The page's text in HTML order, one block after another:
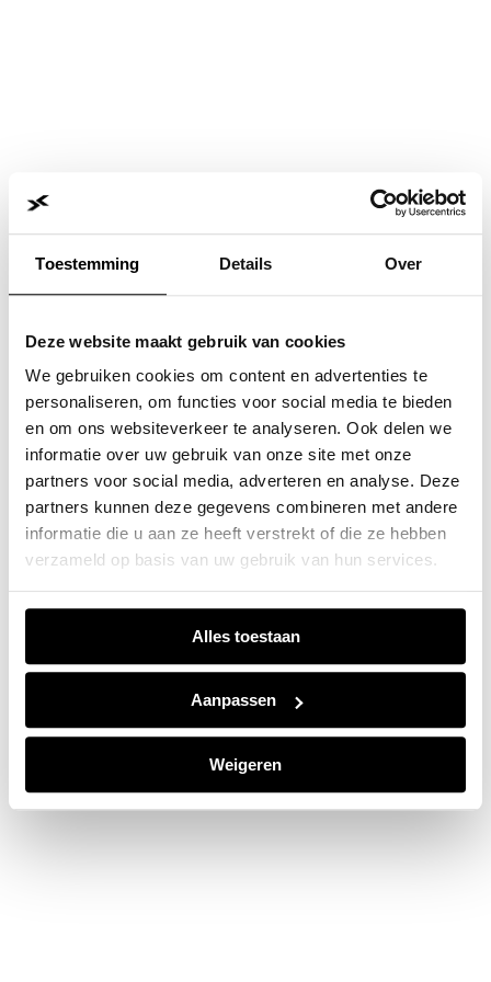
Toestemming Details Over
Deze website maakt gebruik van cookies
We gebruiken cookies om content en advertenties te
personaliseren, om functies voor social media te bieden
en om ons websiteverkeer te analyseren. Ook delen we
informatie over uw gebruik van onze site met onze
partners voor social media, adverteren en analyse. Deze
partners kunnen deze gegevens combineren met andere
informatie die u aan ze heeft verstrekt of die ze hebben
verzameld op basis van uw gebruik van hun services.
Alles toestaan
Aanpassen
Weigeren
Application error: a client-side exception has occurred while
loadingwww.jvk.nl(see the browser consolefor more
information).